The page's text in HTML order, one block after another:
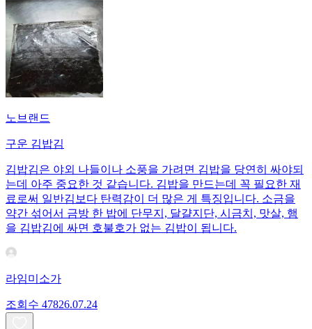
노브랜드
구운 김밥김
김밥김은 야외 나들이나 소풍을 가려면 김밥을 당연히 싸야되
는데 아주 중요한 것 같습니다. 김밥을 만드는데 꼭 필요한 재
료로써 일반김보다 탄력감이 더 많은 게 특징입니다. 소금을
약간 섞어서 금방 한 밥에 단무지, 달걀지단, 시금치, 맛살, 햄
을 김밥김에 싸면 호불호가 없는 김밥이 됩니다.
라임미소가
조회수 47826.07.24